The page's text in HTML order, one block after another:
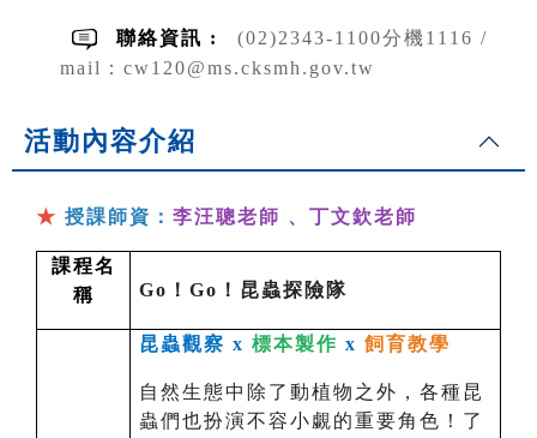
聯絡資訊 :
(02)2343-1100分機1116 /
mail：cw120@ms.cksmh.gov.tw
活動內容介紹
★ 授課師資： 李汪聰老師 、 丁文欽老師
課程名
稱
Go！Go！昆蟲探險隊
昆蟲觀察 x 標本製作 x 飼育教學
自然生態中除了動植物之外，各種昆
蟲們也扮演不容小覷的重要角色！了